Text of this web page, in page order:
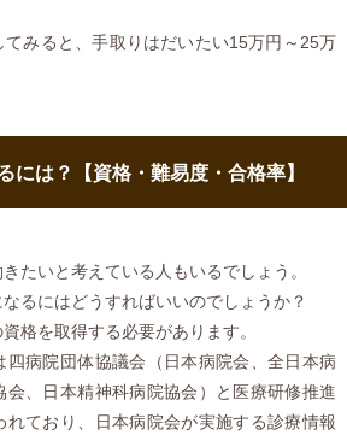
てみると、手取りはだいたい15万円～25万
には？【資格・難易度・合格率】
たいと考えている人もいるでしょう。
るにはどうすればいいのでしょうか？
格を取得する必要があります。
四病院団体協議会（日本病院会、全日本病
会、日本精神科病院協会）と医療研修推進
れており、日本病院会が実施する診療情報